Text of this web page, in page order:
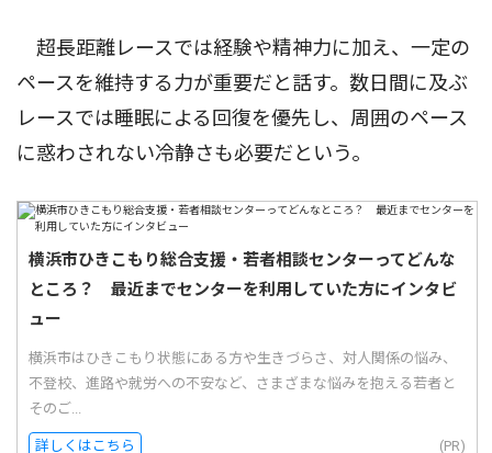
超長距離レースでは経験や精神力に加え、一定の
ペースを維持する力が重要だと話す。数日間に及ぶ
レースでは睡眠による回復を優先し、周囲のペース
に惑わされない冷静さも必要だという。
横浜市ひきこもり総合支援・若者相談センターってどんな
ところ？ 最近までセンターを利用していた方にインタビ
ュー
横浜市はひきこもり状態にある方や生きづらさ、対人関係の悩み、
不登校、進路や就労への不安など、さまざまな悩みを抱える若者と
そのご...
詳しくはこちら (PR)